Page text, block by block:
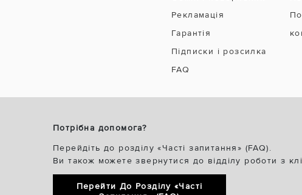
Рекламація
Гарантія
Підписки і розсилка
FAQ
Потрібна допомога?
Перейдіть до розділу «Часті запитання» (FAQ).
Ви також можете звернутися до відділу роботи з
Перейти До Розділу «Часті